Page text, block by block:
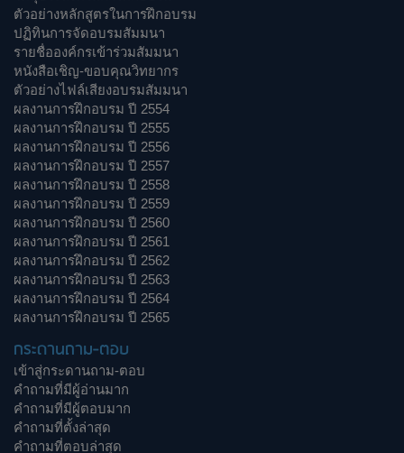
ตัวอย่างหลักสูตรในการฝึกอบรม
ปฏิทินการจัดอบรมสัมมนา
รายชื่อองค์กรเข้าร่วมสัมมนา
หนังสือเชิญ-ขอบคุณวิทยากร
ตัวอย่างไฟล์เสียงอบรมสัมมนา
ผลงานการฝึกอบรม ปี 2554
ผลงานการฝึกอบรม ปี 2555
ผลงานการฝึกอบรม ปี 2556
ผลงานการฝึกอบรม ปี 2557
ผลงานการฝึกอบรม ปี 2558
ผลงานการฝึกอบรม ปี 2559
ผลงานการฝึกอบรม ปี 2560
ผลงานการฝึกอบรม ปี 2561
ผลงานการฝึกอบรม ปี 2562
ผลงานการฝึกอบรม ปี 2563
ผลงานการฝึกอบรม ปี 2564
ผลงานการฝึกอบรม ปี 2565
กระดานถาม-ตอบ
เข้าสู่กระดานถาม-ตอบ
คำถามที่มีผู้อ่านมาก
คำถามที่มีผู้ตอบมาก
คำถามที่ตั้งล่าสุด
คำถามที่ตอบล่าสุด